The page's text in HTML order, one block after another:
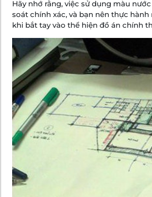
Hãy nhớ rằng, việc sử dụng màu
soát chính xác, và bạn nên thực
khi bắt tay vào thể hiện đồ án chính